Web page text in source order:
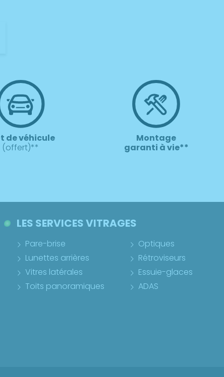
de véhicule
(offert)**
Montage
garanti à vie**
LES SERVICES VITRAGES
Pare-brise
Lunettes arrières
Vitres latérales
Toits panoramiques
Optiques
Rétroviseurs
Essuie-glaces
ADAS